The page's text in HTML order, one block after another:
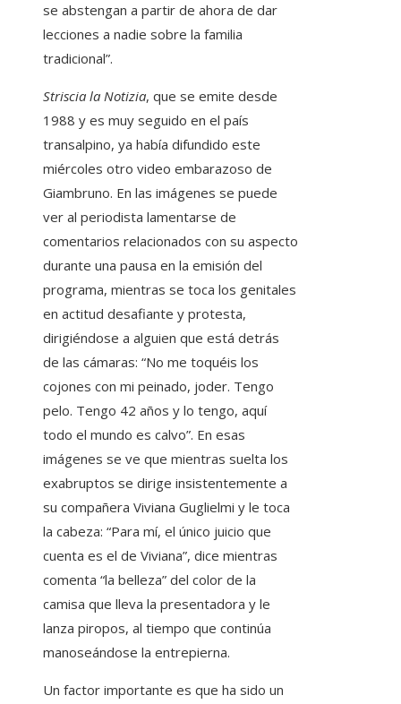
se abstengan a partir de ahora de dar
lecciones a nadie sobre la familia
tradicional”.
Striscia la Notizia, que se emite desde
1988 y es muy seguido en el país
transalpino, ya había difundido este
miércoles otro video embarazoso de
Giambruno. En las imágenes se puede
ver al periodista lamentarse de
comentarios relacionados con su aspecto
durante una pausa en la emisión del
programa, mientras se toca los genitales
en actitud desafiante y protesta,
dirigiéndose a alguien que está detrás
de las cámaras: “No me toquéis los
cojones con mi peinado, joder. Tengo
pelo. Tengo 42 años y lo tengo, aquí
todo el mundo es calvo”. En esas
imágenes se ve que mientras suelta los
exabruptos se dirige insistentemente a
su compañera Viviana Guglielmi y le toca
la cabeza: “Para mí, el único juicio que
cuenta es el de Viviana”, dice mientras
comenta “la belleza” del color de la
camisa que lleva la presentadora y le
lanza piropos, al tiempo que continúa
manoseándose la entrepierna.
Un factor importante es que ha sido un